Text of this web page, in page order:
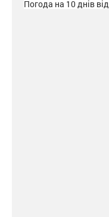
Погода на 10 днів від